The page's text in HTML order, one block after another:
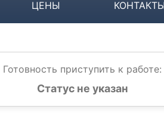
ЦЕНЫ
Готовность приступить к работе:
Статус не указан